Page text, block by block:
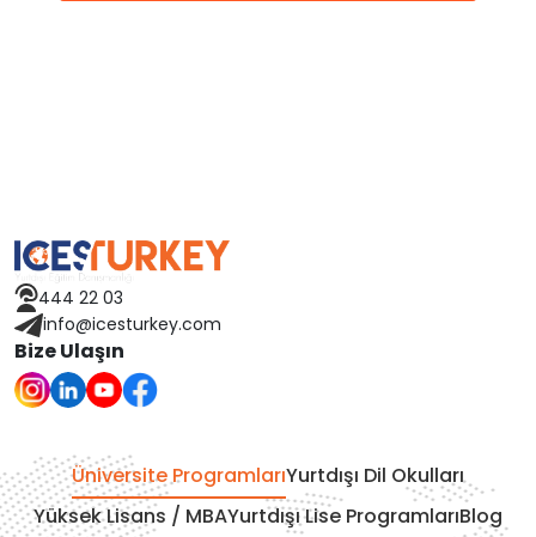
Avusturya
Finlandiya
Çekya
İrlanda
444 22 03
info@icesturkey.com
Bize Ulaşın
Üniversite ProgramlarıYurtdışı Dil Okulları
Yüksek Lisans / MBAYurtdışı Lise ProgramlarıBlog